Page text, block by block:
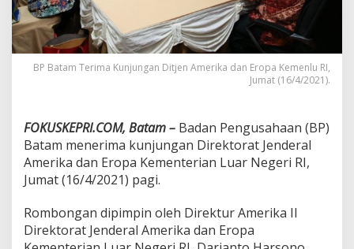
D
i
t
A
m
e
i
a
d
a
BP Batam Terima Kunjungan Ditjen Amerika dan Eropa Kemenlu RI,
Jumat (16/4/2021).
FOKUSKEPRI.COM, Batam – Badan Pengusahaan (BP)
Batam menerima kunjungan Direktorat Jenderal
Amerika dan Eropa Kementerian Luar Negeri RI,
Jumat (16/4/2021) pagi.
Rombongan dipimpin oleh Direktur Amerika II
Direktorat Jenderal Amerika dan Eropa